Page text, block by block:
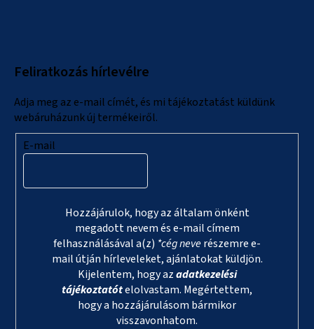
Feliratkozás hírlevélre
Adja meg az e-mail címét, és mi tájékoztatást küldünk
webáruházunk új termékeiről.
E-mail
Hozzájárulok, hogy az általam önként
megadott nevem és e-mail címem
felhasználásával a(z) *cég neverészemre e-
mail útján hírleveleket, ajánlatokat küldjön.
Kijelentem, hogy azadatkezelési
tájékoztatótelolvastam. Megértettem,
hogy a hozzájárulásom bármikor
visszavonhatom.